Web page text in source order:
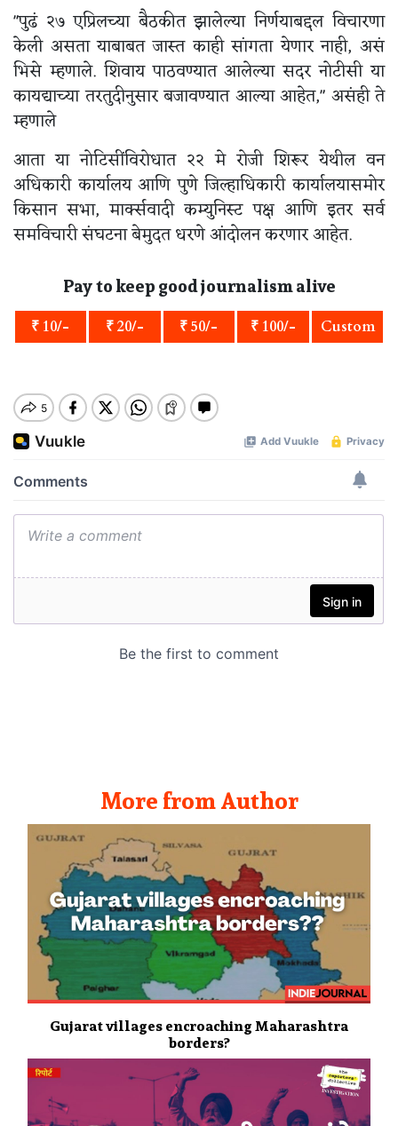
"पुढं २७ एप्रिलच्या बैठकीत झालेल्या निर्णयाबद्दल विचारणा
केली असता याबाबत जास्त काही सांगता येणार नाही, असं
भिसे म्हणाले. शिवाय पाठवण्यात आलेल्या सदर नोटीसी या
कायद्याच्या तरतुदीनुसार बजावण्यात आल्या आहेत," असंही ते
म्हणाले
आता या नोटिसींविरोधात २२ मे रोजी शिरूर येथील वन
अधिकारी कार्यालय आणि पुणे जिल्हाधिकारी कार्यालयासमोर
किसान सभा, मार्क्सवादी कम्युनिस्ट पक्ष आणि इतर सर्व
समविचारी संघटना बेमुदत धरणे आंदोलन करणार आहेत.
Pay to keep good journalism alive
₹ 10/- ₹ 20/- ₹ 50/- ₹ 100/- Custom
More from Author
Gujarat villages encroaching Maharashtra
borders?